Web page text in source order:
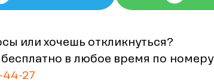
или хочешь откликнуться?
в любое время по номеру
27